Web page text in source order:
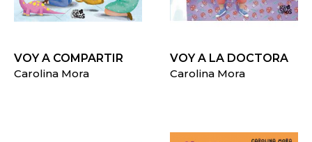
VOY A COMPARTIR
Carolina Mora
VOY A LA DOCTORA
Carolina Mora